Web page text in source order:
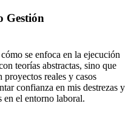
Gestión
se enfoca en la ejecución
teorías abstractas, sino que
reales y casos
confianza en mis destrezas y
en el entorno laboral.